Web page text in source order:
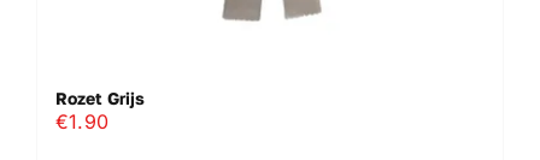
Rozet Grijs
€1.90